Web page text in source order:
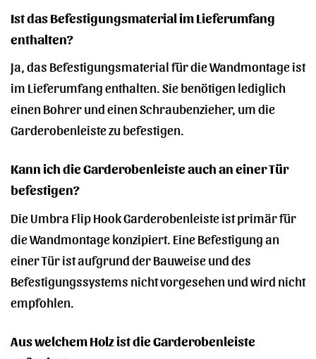
Ist das Befestigungsmaterial im Lieferumfang
enthalten?
Ja, das Befestigungsmaterial für die Wandmontage ist
im Lieferumfang enthalten. Sie benötigen lediglich
einen Bohrer und einen Schraubenzieher, um die
Garderobenleiste zu befestigen.
Kann ich die Garderobenleiste auch an einer Tür
befestigen?
Die Umbra Flip Hook Garderobenleiste ist primär für
die Wandmontage konzipiert. Eine Befestigung an
einer Tür ist aufgrund der Bauweise und des
Befestigungssystems nicht vorgesehen und wird nicht
empfohlen.
Aus welchem Holz ist die Garderobenleiste